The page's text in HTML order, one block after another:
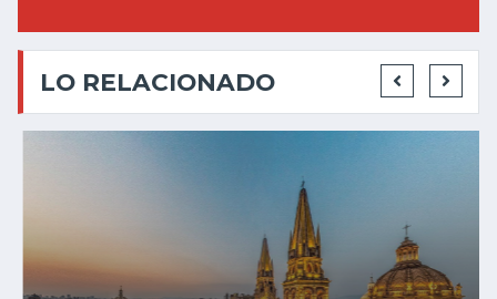
LO RELACIONADO